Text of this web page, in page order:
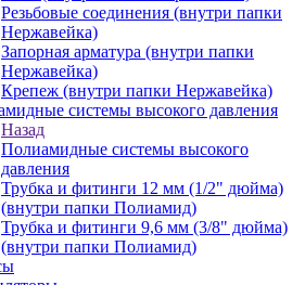
Резьбовые соединения (внутри папки
Нержавейка)
Запорная арматура (внутри папки
Нержавейка)
Крепеж (внутри папки Нержавейка)
системы высокого давления
Назад
Полиамидные системы высокого
давления
Трубка и фитинги 12 мм (1/2" дюйма)
(внутри папки Полиамид)
Трубка и фитинги 9,6 мм (3/8" дюйма)
(внутри папки Полиамид)